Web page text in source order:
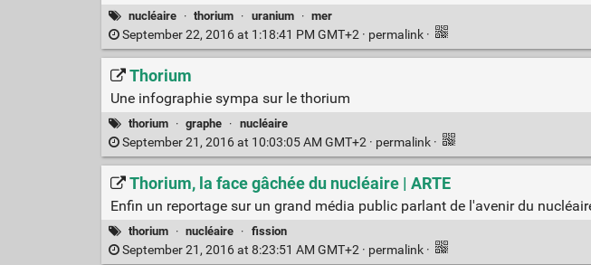
nucléaire · thorium · uranium · mer
September 22, 2016 at 1:18:41 PM GMT+2 · permalink ·
Thorium
Une infographie sympa sur le thorium
thorium · graphe · nucléaire
September 21, 2016 at 10:03:05 AM GMT+2 · permalink ·
Thorium, la face gâchée du nucléaire | ARTE
Enfin un reportage sur un grand média public parlant de l'avenir du
thorium · nucléaire · fission
September 21, 2016 at 8:23:51 AM GMT+2 · permalink ·